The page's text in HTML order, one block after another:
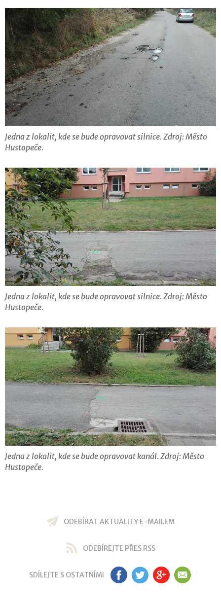
Jedna z lokalit, kde se bude opravovat silnice. Zdroj: Město
Hustopeče.
Jedna z lokalit, kde se bude opravovat silnice. Zdroj: Město
Hustopeče.
Jedna z lokalit, kde se bude opravovat kanál. Zdroj: Město
Hustopeče.
ODEBÍRAT AKTUALITY E-MAILEM
ODEBÍREJTE PŘES RSS
SDÍLEJTE S OSTATNÍMI FB TW GP EM